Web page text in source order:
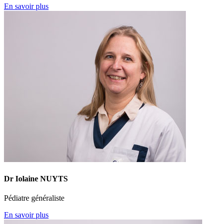
En savoir plus
Dr Iolaine NUYTS
Pédiatre généraliste
En savoir plus